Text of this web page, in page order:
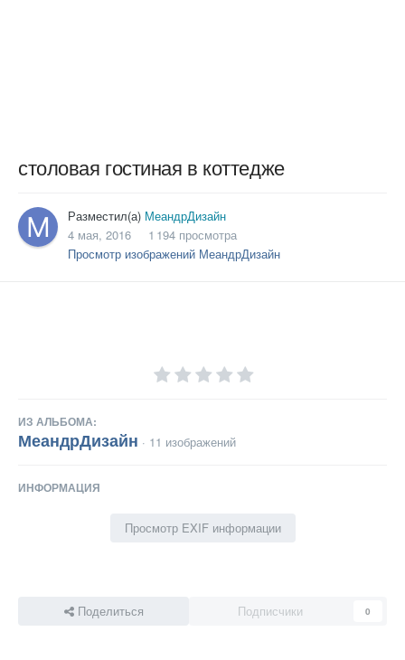
столовая гостиная в коттедже
Разместил(а) МеандрДизайн
4 мая, 2016
1 194 просмотра
Просмотр изображений МеандрДизайн
ИЗ АЛЬБОМА:
МеандрДизайн · 11 изображений
ИНФОРМАЦИЯ
Просмотр EXIF информации
Поделиться Подписчики 0